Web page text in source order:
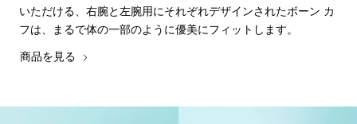
いただける、右腕と左腕用にそれぞれデザインされたボーン カ
フは、まるで体の一部のように優美にフィットします。
商品を見る